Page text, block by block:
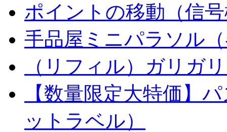
ポイントの移動（信
手品屋ミニパラソル
（リフィル）ガリガ
【数量限定大特価】
ットラベル）